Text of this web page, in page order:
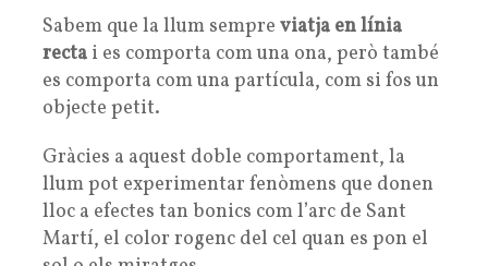
Sabem que la llum sempre viatja en línia
recta i es comporta com una ona, però també
es comporta com una partícula, com si fos un
objecte petit.
Gràcies a aquest doble comportament, la
llum pot experimentar fenòmens que donen
lloc a efectes tan bonics com l’arc de Sant
Martí, el color rogenc del cel quan es pon el